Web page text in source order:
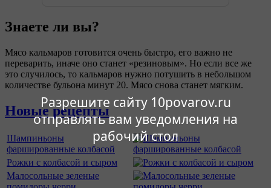
Разрешите сайту 10povarov.ru
отправлять вам уведомления на
рабочий стол
Знаете ли вы?
Мясо кальмаров готовится очень быстро, его важно не
переварить, иначе оно станет «резиновым». Но если все же
это случилось, то кальмаров нужно потушить в небольшом
количестве бульона минут 20. Мясо снова станет мягким.
Новые рецепты
Шампиньоны
фаршированные колбасой
Рожки с колбасой и сыром
Малосольные зеленые